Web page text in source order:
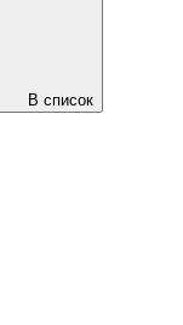
В список